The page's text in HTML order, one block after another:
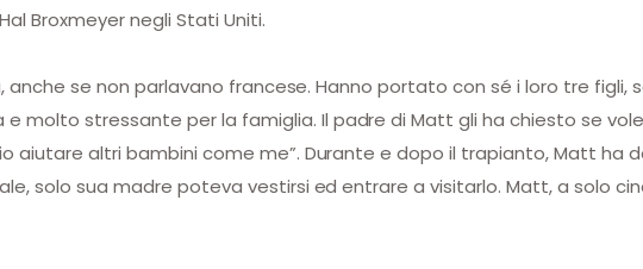
Broxmeyer negli Stati Uniti.
se non parlavano francese. Hanno portato con sé i loro tre figli,
molto stressante per la famiglia. Il padre di Matt gli ha chiesto se
aiutare altri bambini come me”. Durante e dopo il trapianto, Matt ha
solo sua madre poteva vestirsi ed entrare a visitarlo. Matt, a solo